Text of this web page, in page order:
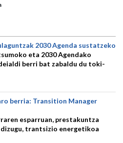
2030 Agenda sustatzeko
eta 2030 Agendako
berri bat zabaldu du toki-
berria: Transition Manager
esparruan, prestakuntza
trantsizio energetikoa